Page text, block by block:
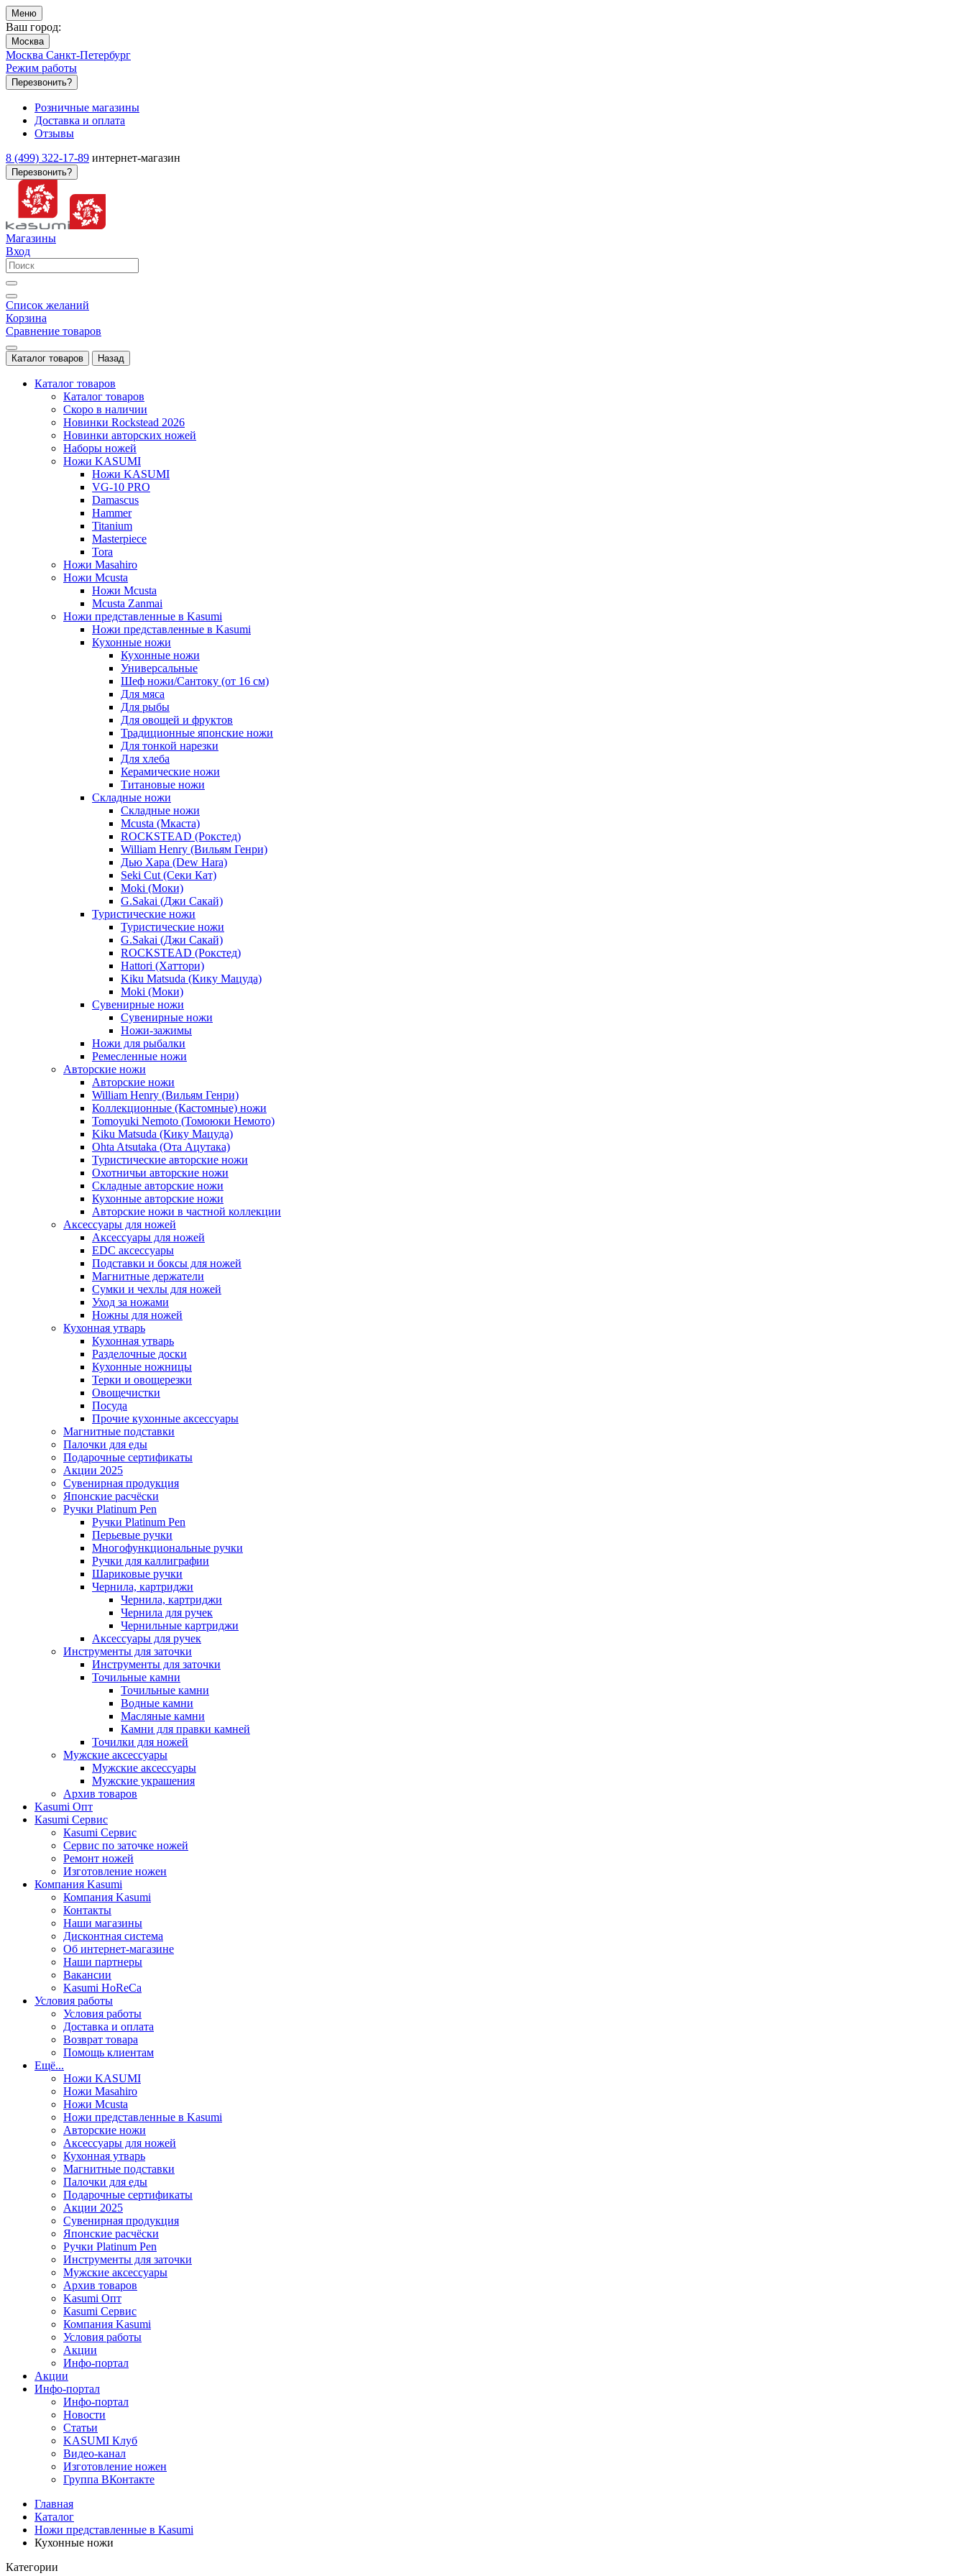
Меню
Ваш город:
Москва
Москва Санкт-Петербург
Режим работы
Перезвонить?
Розничные магазины
Доставка и оплата
Отзывы
8 (499) 322-17-89 интернет-магазин
Перезвонить?
Магазины
Вход
Список желаний
Корзина
Сравнение товаров
Каталог товаров Назад
Каталог товаров
Каталог товаров
Скоро в наличии
Новинки Rockstead 2026
Новинки авторских ножей
Наборы ножей
Ножи KASUMI
Ножи KASUMI
VG-10 PRO
Damascus
Hammer
Titanium
Masterpiece
Tora
Ножи Masahiro
Ножи Mcusta
Ножи Mcusta
Mcusta Zanmai
Ножи представленные в Kasumi
Ножи представленные в Kasumi
Кухонные ножи
Кухонные ножи
Универсальные
Шеф ножи/Сантоку (от 16 см)
Для мяса
Для рыбы
Для овощей и фруктов
Традиционные японские ножи
Для тонкой нарезки
Для хлеба
Керамические ножи
Титановые ножи
Складные ножи
Складные ножи
Mcusta (Мкаста)
ROCKSTEAD (Рокстед)
William Henry (Вильям Генри)
Дью Хара (Dew Hara)
Seki Cut (Секи Кат)
Moki (Моки)
G.Sakai (Джи Сакай)
Туристические ножи
Туристические ножи
G.Sakai (Джи Сакай)
ROCKSTEAD (Рокстед)
Hattori (Хаттори)
Kiku Matsuda (Кику Мацуда)
Moki (Моки)
Сувенирные ножи
Сувенирные ножи
Ножи-зажимы
Ножи для рыбалки
Ремесленные ножи
Авторские ножи
Авторские ножи
William Henry (Вильям Генри)
Коллекционные (Кастомные) ножи
Tomoyuki Nemoto (Томоюки Немото)
Kiku Matsuda (Кику Мацуда)
Ohta Atsutaka (Ота Ацутака)
Туристические авторские ножи
Охотничьи авторские ножи
Складные авторские ножи
Кухонные авторские ножи
Авторские ножи в частной коллекции
Аксессуары для ножей
Аксессуары для ножей
EDC аксессуары
Подставки и боксы для ножей
Магнитные держатели
Сумки и чехлы для ножей
Уход за ножами
Ножны для ножей
Кухонная утварь
Кухонная утварь
Разделочные доски
Кухонные ножницы
Терки и овощерезки
Овощечистки
Посуда
Прочие кухонные аксессуары
Магнитные подставки
Палочки для еды
Подарочные сертификаты
Акции 2025
Сувенирная продукция
Японские расчёски
Ручки Platinum Pen
Ручки Platinum Pen
Перьевые ручки
Многофункциональные ручки
Ручки для каллиграфии
Шариковые ручки
Чернила, картриджи
Чернила, картриджи
Чернила для ручек
Чернильные картриджи
Аксессуары для ручек
Инструменты для заточки
Инструменты для заточки
Точильные камни
Точильные камни
Водные камни
Масляные камни
Камни для правки камней
Точилки для ножей
Мужские аксессуары
Мужские аксессуары
Мужские украшения
Архив товаров
Kasumi Опт
Кasumi Сервис
Кasumi Сервис
Сервис по заточке ножей
Ремонт ножей
Изготовление ножен
Компания Kasumi
Компания Kasumi
Контакты
Наши магазины
Дисконтная система
Об интернет-магазине
Наши партнеры
Вакансии
Kasumi HoReCa
Условия работы
Условия работы
Доставка и оплата
Возврат товара
Помощь клиентам
Ещё...
Ножи KASUMI
Ножи Masahiro
Ножи Mcusta
Ножи представленные в Kasumi
Авторские ножи
Аксессуары для ножей
Кухонная утварь
Магнитные подставки
Палочки для еды
Подарочные сертификаты
Акции 2025
Сувенирная продукция
Японские расчёски
Ручки Platinum Pen
Инструменты для заточки
Мужские аксессуары
Архив товаров
Kasumi Опт
Кasumi Сервис
Компания Kasumi
Условия работы
Акции
Инфо-портал
Акции
Инфо-портал
Инфо-портал
Новости
Статьи
KASUMI Клуб
Видео-канал
Изготовление ножен
Группа ВКонтакте
Главная
Каталог
Ножи представленные в Kasumi
Кухонные ножи
Категории